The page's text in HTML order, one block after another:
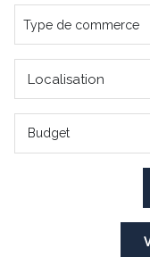
Type de commerce
Localisation
Budget